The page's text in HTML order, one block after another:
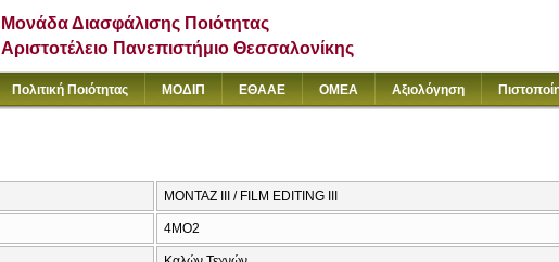
Μονάδα Διασφάλισης Ποιότητας
Αριστοτέλειο Πανεπιστήμιο Θεσσαλονίκης
Πολιτική Ποιότητας ΜΟΔΙΠ ΕΘΑΑΕ ΟΜΕΑ Αξιολόγηση
ΜΟΝΤΑΖ ΙΙΙ / FILM EDITING III
4ΜΟ2